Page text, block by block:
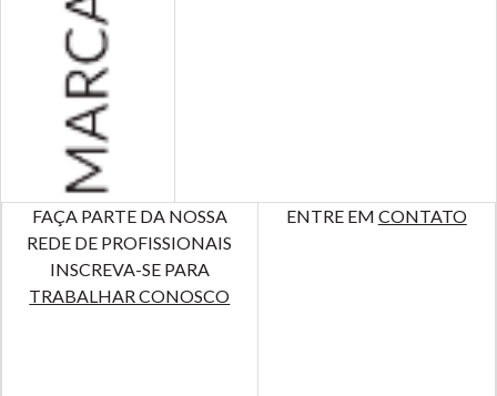
FAÇA PARTE DA NOSSA
REDE DE PROFISSIONAIS
INSCREVA-SE PARA
TRABALHAR CONOSCO
ENTRE EM CONTATO